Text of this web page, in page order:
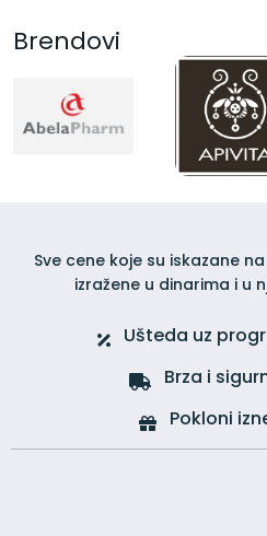
Brendovi
Sve cene koje su iskazane
izražene u dinarima i u
Ušteda uz
Brza i
Pokloni